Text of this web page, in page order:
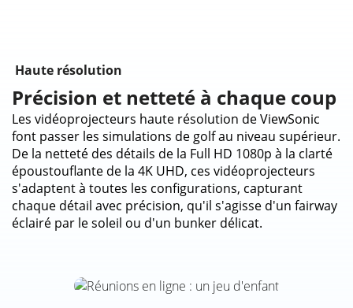
Haute résolution
Précision et netteté à chaque coup
Les vidéoprojecteurs haute résolution de ViewSonic
font passer les simulations de golf au niveau supérieur.
De la netteté des détails de la Full HD 1080p à la clarté
époustouflante de la 4K UHD, ces vidéoprojecteurs
s'adaptent à toutes les configurations, capturant
chaque détail avec précision, qu'il s'agisse d'un fairway
éclairé par le soleil ou d'un bunker délicat.